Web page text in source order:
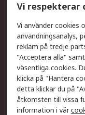
DesignSpark
Ditt lokala
Support
Få hjälp
Leverans
Begär en
Vi respekterar
Vi använder cookies
användningsanalys,
reklam på tredje
"Acceptera alla"
väsentliga cookies.
klicka på "Hantera
detta klickar du på
åtkomsten till vissa
information i vår